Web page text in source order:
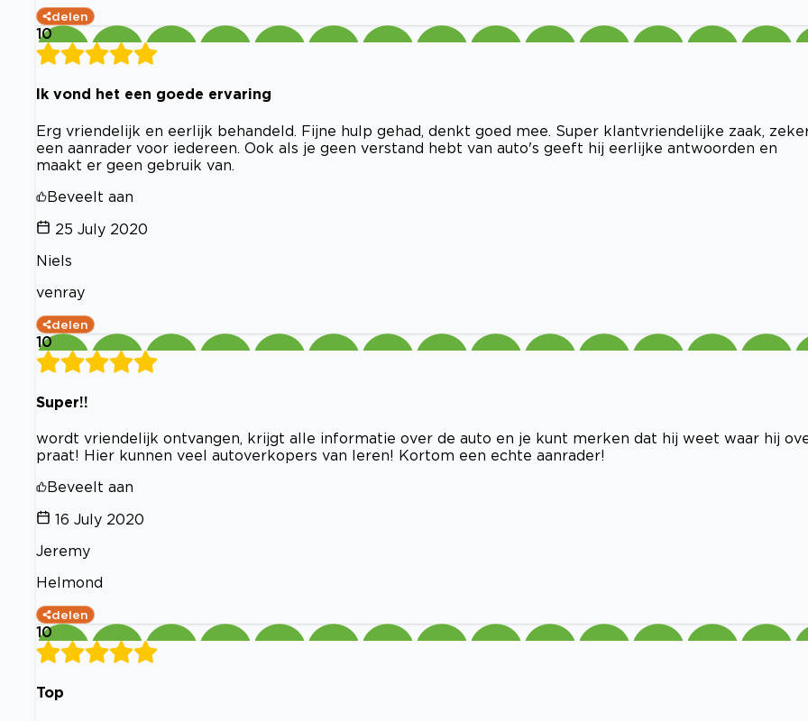
delen
10
Ik vond het een goede ervaring
Erg vriendelijk en eerlijk behandeld. Fijne hulp gehad, denkt goed mee. Super klantvriendelijke zaak,
een aanrader voor iedereen. Ook als je geen verstand hebt van auto's geeft hij eerlijke antwoorden en
maakt er geen gebruik van.
Beveelt aan
25 July 2020
Niels
venray
delen
10
Super!!
wordt vriendelijk ontvangen, krijgt alle informatie over de auto en je kunt merken dat hij weet waar hij
praat! Hier kunnen veel autoverkopers van leren! Kortom een echte aanrader!
Beveelt aan
16 July 2020
Jeremy
Helmond
delen
10
Top